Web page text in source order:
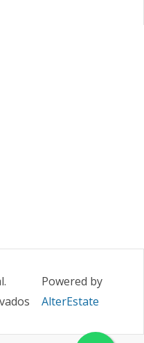
.
Powered by
AlterEstate